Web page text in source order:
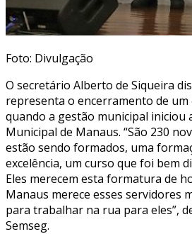
Foto: Divulgação
O secretário Alberto de Siqueira
representa o encerramento de um
quando a gestão municipal iniciou
Municipal de Manaus. “São 230
estão sendo formados, uma
excelência, um curso que foi bem
Eles merecem esta formatura de
Manaus merece esses servidores
para trabalhar na rua para eles”,
Semseg.